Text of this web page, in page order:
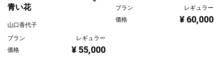
青い花
山口香代子
プラン
レギュラー
価格
¥ 55,000
プラン
レギュラー
価格
¥ 60,000